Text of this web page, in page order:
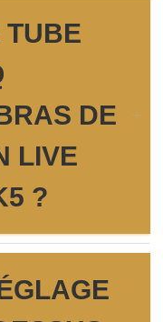
TUBE
DE
LIVE
?
Live
aux